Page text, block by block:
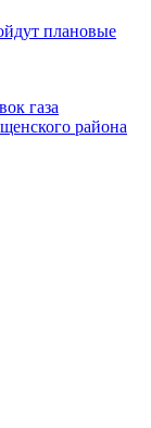
плановые
газа
района